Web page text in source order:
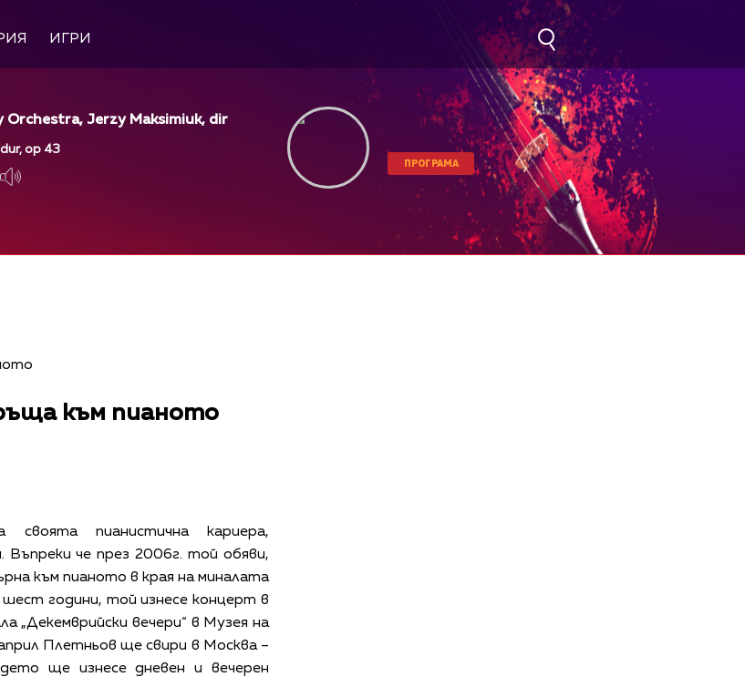
ИГРИ
Orchestra, Jerzy Maksimiuk, dir
op 43
ПРОГРАМА
към пианото
своята пианистична кариера,
че през 2006г. той обяви,
към пианото в края на миналата
шест години, той изнесе концерт в
„Декемврийски вечери“ в Музея на
Плетньов ще свири в Москва –
ще изнесе дневен и вечерен